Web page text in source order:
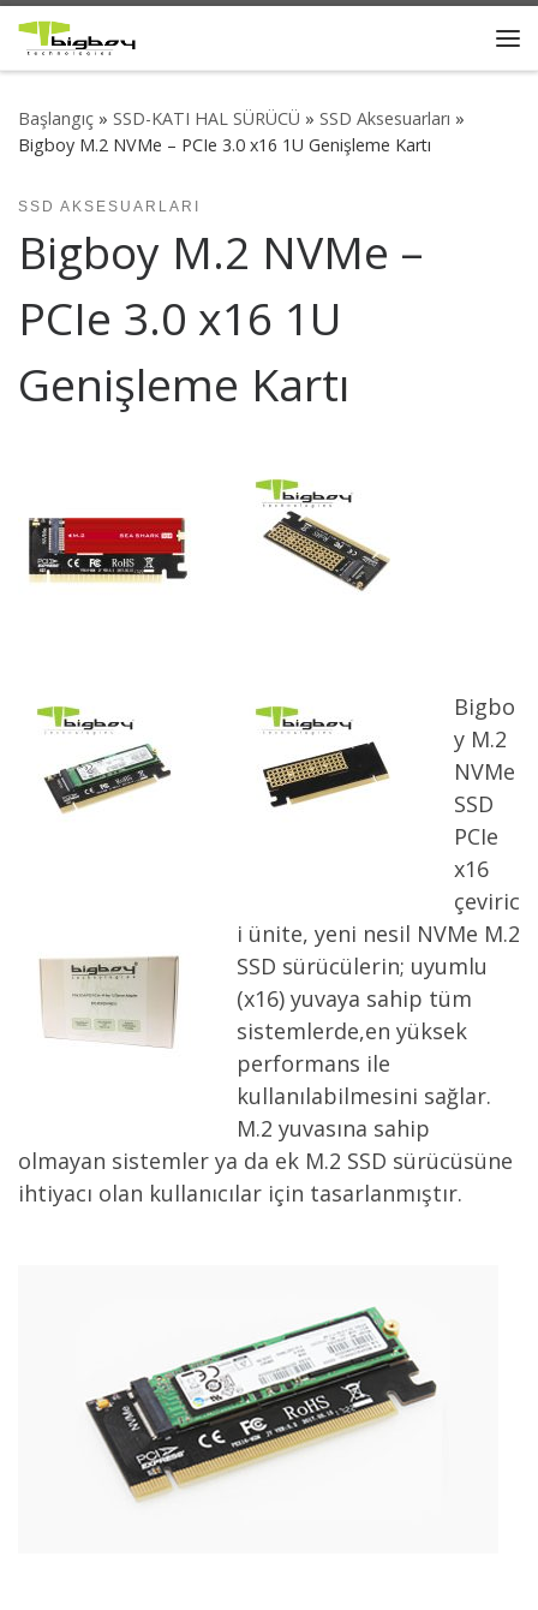
Skip to content
Başlangıç » SSD-KATI HAL SÜRÜCÜ » SSD Aksesuarları »
Bigboy M.2 NVMe – PCIe 3.0 x16 1U Genişleme Kartı
SSD AKSESUARLARI
Bigboy M.2 NVMe –
PCIe 3.0 x16 1U
Genişleme Kartı
Bigbo
y M.2
NVMe
SSD
PCIe
x16
çeviric
i ünite, yeni nesil NVMe M.2
SSD sürücülerin; uyumlu
(x16) yuvaya sahip tüm
sistemlerde,en yüksek
performans ile
kullanılabilmesini sağlar.
M.2 yuvasına sahip
olmayan sistemler ya da ek M.2 SSD sürücüsüne
ihtiyacı olan kullanıcılar için tasarlanmıştır.